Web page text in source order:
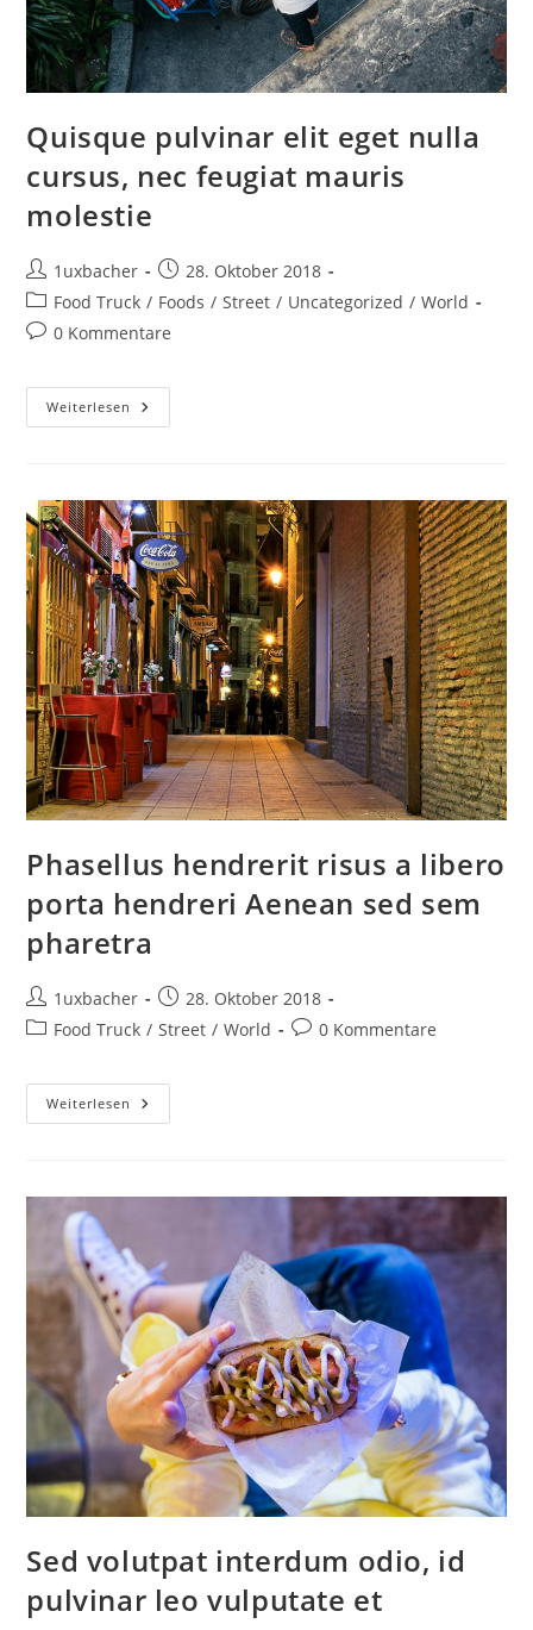
Quisque pulvinar elit eget nulla
cursus, nec feugiat mauris
molestie
1uxbacher
28. Oktober 2018
Food Truck / Foods / Street / Uncategorized / World
0 Kommentare
Weiterlesen
Phasellus hendrerit risus a libero
porta hendreri Aenean sed sem
pharetra
1uxbacher
28. Oktober 2018
Food Truck / Street / World 0 Kommentare
Weiterlesen
Sed volutpat interdum odio, id
pulvinar leo vulputate et